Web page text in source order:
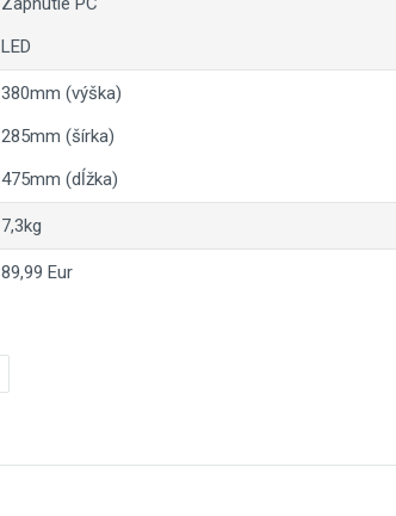
LED
380mm (výška)
285mm (šírka)
475mm (dĺžka)
7,3kg
89,99 Eur